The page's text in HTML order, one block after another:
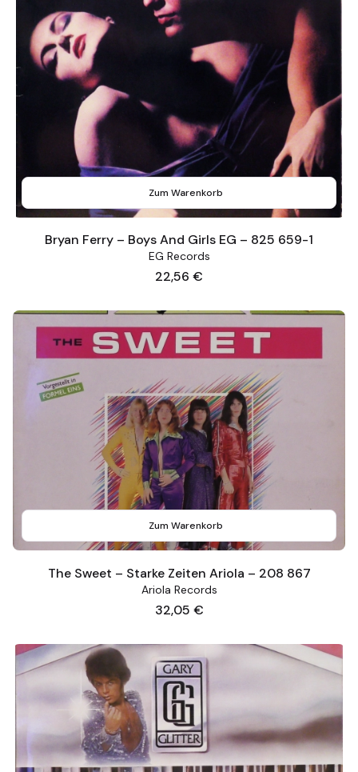
Zum Warenkorb
Bryan Ferry – Boys And Girls EG – 825 659-1
EG Records
Preis
22,56 €
Zum Warenkorb
The Sweet – Starke Zeiten Ariola – 208 867
Ariola Records
Preis
32,05 €